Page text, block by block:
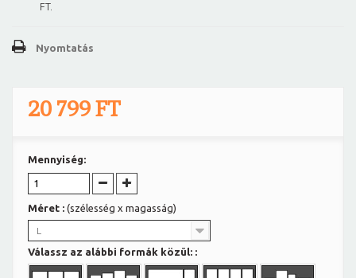
FT.
Nyomtatás
20 799 FT
Mennyiség:
Méret : (szélesség x magasság)
L
Válassz az alábbi formák közül: :